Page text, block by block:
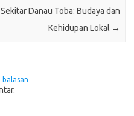
Sekitar Danau Toba: Budaya dan
Kehidupan Lokal →